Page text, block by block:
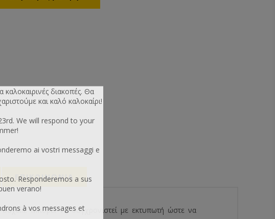
ΕΠΙΚΟΙΝΩΝΙΑ
δοχεία. Μπορεί να συγχρονιστεί με εκτυπωτή ώστε να
διακοπές. Θα
και καλό καλοκαίρι!
We will respond to your
ai vostri messaggi e
Responderemos a sus
verano!
à vos messages et